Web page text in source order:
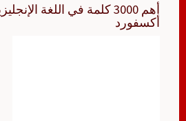
أهم 3000 كلمة في اللغة
أكسفورد